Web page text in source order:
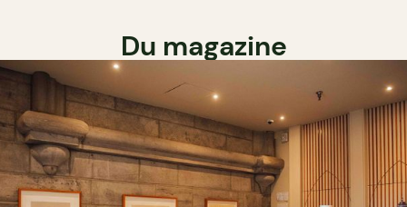
Du magazine